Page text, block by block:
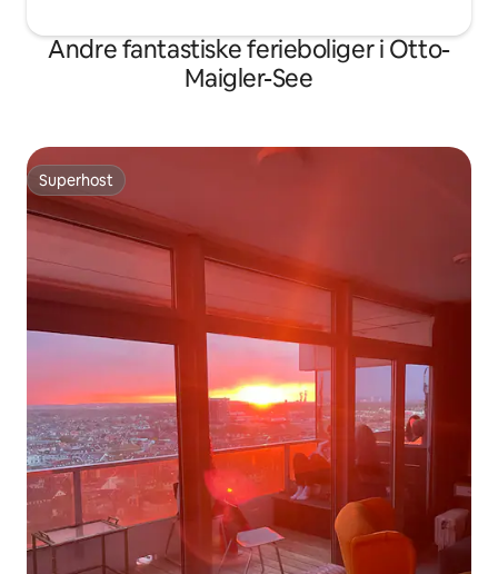
Andre fantastiske ferieboliger i Otto-
Maigler-See
Superhost
Superhost